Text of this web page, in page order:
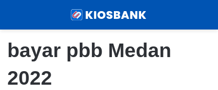
bayar pbb Medan
2022